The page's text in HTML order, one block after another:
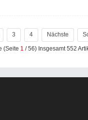
3 4 Nächste
(Seite 1 / 56) Insgesamt 552